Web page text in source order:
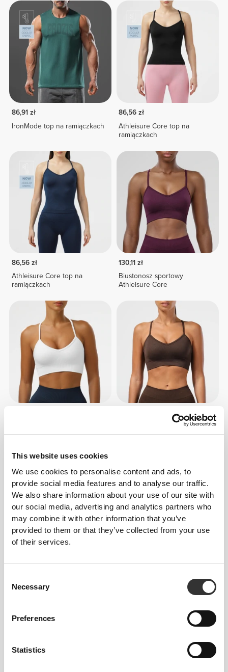
This website uses cookies
We use cookies to personalise content and ads, to
provide social media features and to analyse our traffic.
We also share information about your use of our site with
our social media, advertising and analytics partners who
may combine it with other information that you’ve
provided to them or that they’ve collected from your use
of their services.
Selection
Necessary
Preferences
Statistics
86,91 zł
IronMode top na ramiączkach
86,56 zł
Athleisure Core top na
ramiączkach
86,56 zł
Athleisure Core top na
ramiączkach
130,11 zł
Biustonosz sportowy
Athleisure Core
Athleisure Core
Athleisure Core
56,03 zł
Running Crew
56,03 zł